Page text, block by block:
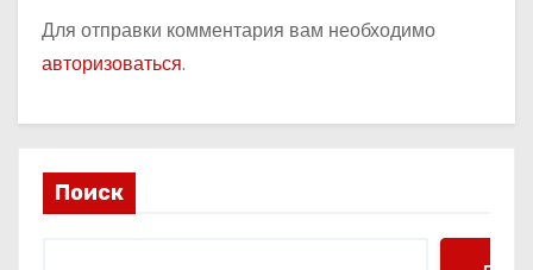
Для отправки комментария вам необходимо
авторизоваться.
Поиск